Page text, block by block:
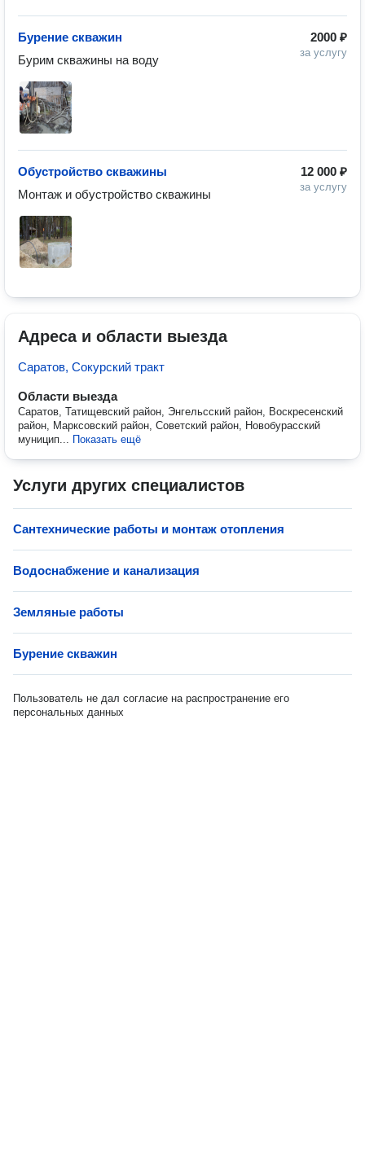
2000 ₽
за услугу
Бурение скважин
Бурим скважины на воду
12 000 ₽
за услугу
Обустройство скважины
Монтаж и обустройство скважины
Адреса и области выезда
Саратов, Сокурский тракт
Области выезда
Саратов, Татищевский район, Энгельсский район, Воскресенский
район, Марксовский район, Советский район, Новобурасский
муницип... Показать ещё
Услуги других специалистов
Сантехнические работы и монтаж отопления
Водоснабжение и канализация
Земляные работы
Бурение скважин
Пользователь не дал согласие на распространение его
персональных данных